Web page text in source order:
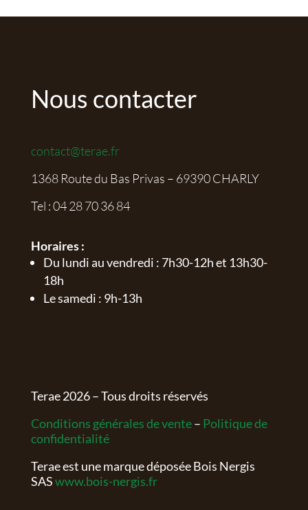
Nous contacter
contact@terae.fr
1368 Route du Bas Privas – 69390 CHARLY
Tel :04 28 70 36 84
Horaires :
Du lundi au vendredi : 7h30-12h et 13h30-
18h
Le samedi : 9h-13h
Terae2026– Tous droits réservés
Conditions générales de vente– Politique de
confidentialité
Terae est une marque déposée Bois Nergis
SASwww.bois-nergis.fr